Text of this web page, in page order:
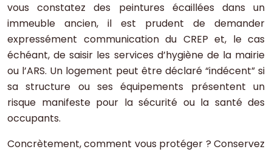
vous constatez des peintures écaillées dans un
immeuble ancien, il est prudent de demander
expressément communication du CREP et, le cas
échéant, de saisir les services d’hygiène de la mairie
ou l’ARS. Un logement peut être déclaré “indécent” si
sa structure ou ses équipements présentent un
risque manifeste pour la sécurité ou la santé des
occupants.
Concrètement, comment vous protéger ? Conservez